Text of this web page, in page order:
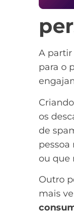
A
para o
os
de
ou que
Outro
mais